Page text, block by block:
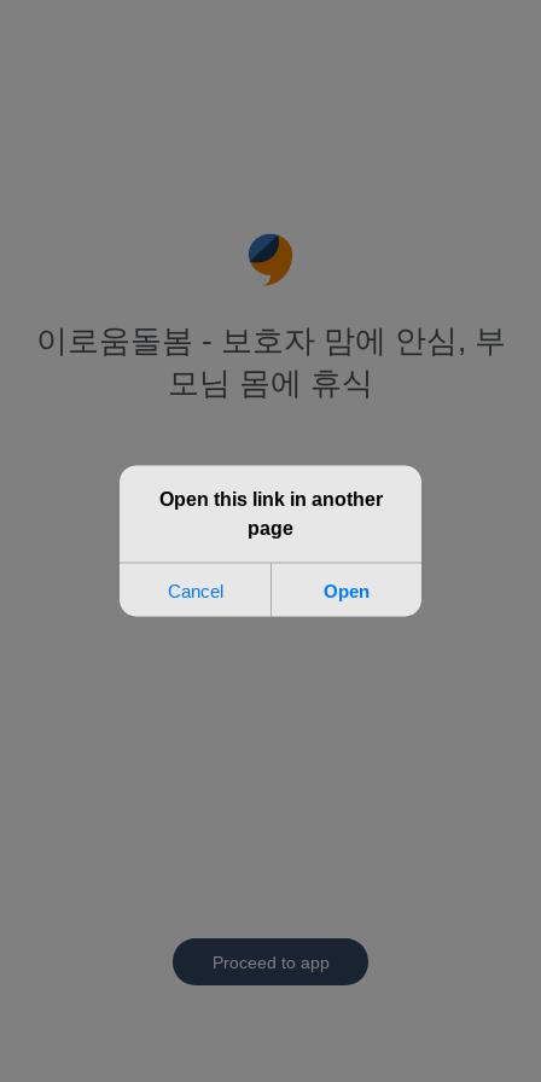
이로움돌봄 - 보호자 맘에 안심, 부
모님 몸에 휴식
Proceed to app